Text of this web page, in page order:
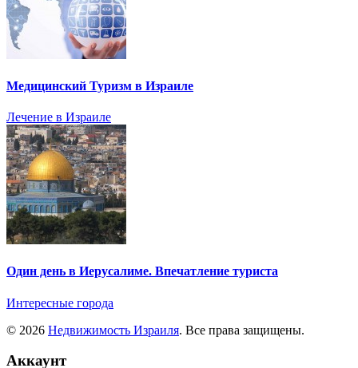
Медицинский Туризм в Израиле
Лечение в Израиле
Один день в Иерусалиме. Впечатление туриста
Интересные города
© 2026 Недвижимость Израиля. Все права защищены.
Аккаунт